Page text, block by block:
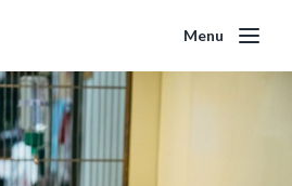
Menu